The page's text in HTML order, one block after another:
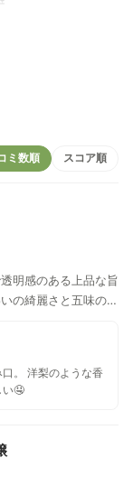
ミ数順 スコア順
明感のある上品な旨
の綺麗さと五味の豊
。洋梨のような甘く
す。冷やすと爽やか
の芳醇な広がりを楽
。 洋梨のような香
い🤤